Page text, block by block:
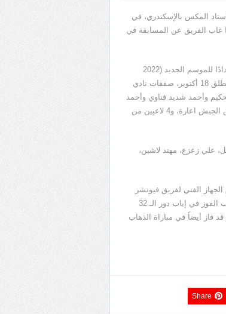
المكس بالإسكندري، في
غاب الفريق عن المسابقة في
ونجح مجلس إدارة نادي حرس الحدود بالتعاقد في الميركاتو الصيفي الجاري، استعدادًا للموسم الجديد (2022
-2023)، مع 15 صفقة محلية وأجنبية، في اطار الاستعدادات للموسم الجديد الذي ينطلق 18 أكتوبر، صفقات نادي
وأحمد شديد قناوي وأحمد
عامر ومصطفي جمال وأحمد داوودا، خالد سامي، عمر بسام، ومحمد شعبان حارس الجيش اعارة، و4 لاعبين من
علي زعزع، مهند لاشين،
الفني لفريق فيوتشر
ملف كأس الكونفدرالية الأفريقية بعد التأهل إلى دور الـ 32 التكميلي بالبطولة، عقب الفوز في إياب دور الـ 32
فاز أيضاً في مباراة الذهاب
Share